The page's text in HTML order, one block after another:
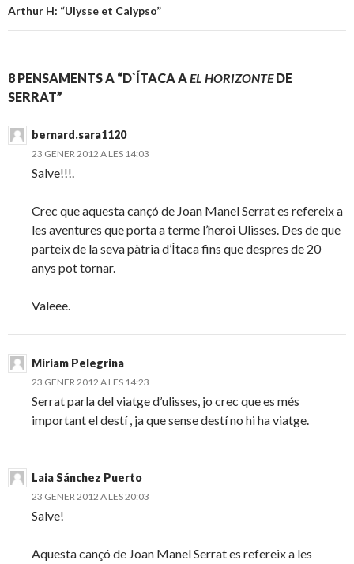
articles
Arthur H: “Ulysse et Calypso”
8 PENSAMENTS A “D`ÍTACA AEL HORIZONTEDE
SERRAT”
bernard.sara1120
23 GENER 2012 A LES 14:03
Salve!!!.
Crec que aquesta cançó de Joan Manel Serrat es refereix a
les aventures que porta a terme l’heroi Ulisses. Des de que
parteix de la seva pàtria d’Ítaca fins que despres de 20
anys pot tornar.
Valeee.
Miriam Pelegrina
23 GENER 2012 A LES 14:23
Serrat parla del viatge d’ulisses, jo crec que es més
important el destí , ja que sense destí no hi ha viatge.
Laia Sánchez Puerto
23 GENER 2012 A LES 20:03
Salve!
Aquesta cançó de Joan Manel Serrat es refereix a les